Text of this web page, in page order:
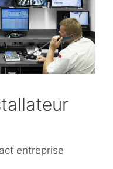
entreprise